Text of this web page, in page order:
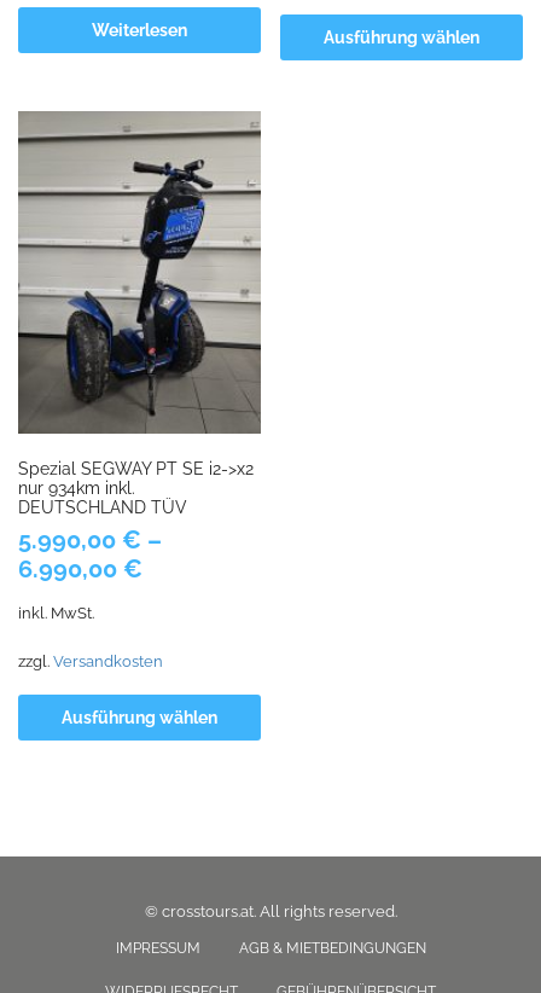
Weiterlesen Ausführung wählen
Spezial SEGWAY PT SE i2->x2
nur 934km inkl.
DEUTSCHLAND TÜV
5.990,00 € –
6.990,00 €
inkl. MwSt.
zzgl. Versandkosten
Ausführung wählen
© crosstours.at. All rights reserved.
IMPRESSUM AGB & MIETBEDINGUNGEN